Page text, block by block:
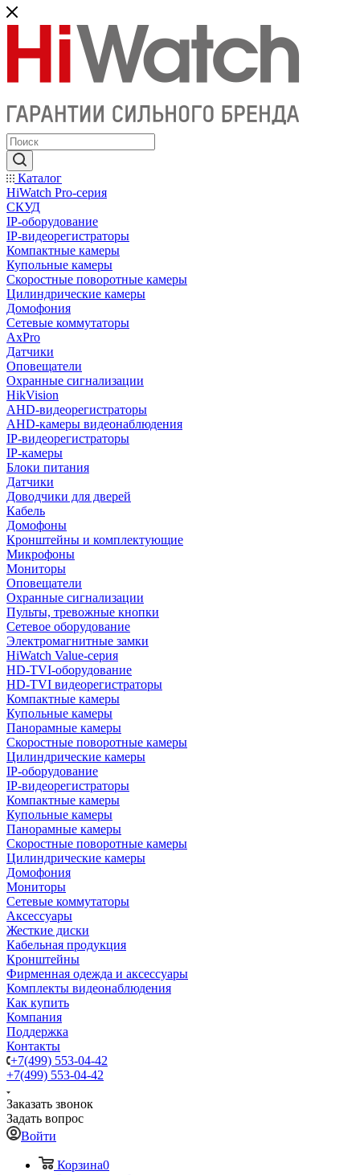
Каталог
HiWatch Pro-серия
CКУД
IP-оборудование
IP-видеорегистраторы
Компактные камеры
Купольные камеры
Скоростные поворотные камеры
Цилиндрические камеры
Домофония
Сетевые коммутаторы
AxPro
Датчики
Оповещатели
Охранные сигнализации
HikVision
AHD-видеорегистраторы
AHD-камеры видеонаблюдения
IP-видеорегистраторы
IP-камеры
Блоки питания
Датчики
Доводчики для дверей
Кабель
Домофоны
Кронштейны и комплектующие
Микрофоны
Мониторы
Оповещатели
Охранные сигнализации
Пульты, тревожные кнопки
Сетевое оборудование
Электромагнитные замки
HiWatch Value-серия
HD-TVI-оборудование
HD-TVI видеорегистраторы
Компактные камеры
Купольные камеры
Панорамные камеры
Скоростные поворотные камеры
Цилиндрические камеры
IP-оборудование
IP-видеорегистраторы
Компактные камеры
Купольные камеры
Панорамные камеры
Скоростные поворотные камеры
Цилиндрические камеры
Домофония
Мониторы
Сетевые коммутаторы
Аксессуары
Жесткие диски
Кабельная продукция
Кронштейны
Фирменная одежда и аксессуары
Комплекты видеонаблюдения
Как купить
Компания
Поддержка
Контакты
+7(499) 553-04-42
+7(499) 553-04-42
Заказать звонок
Задать вопрос
Войти
Корзина0